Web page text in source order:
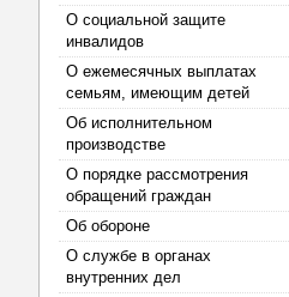
О социальной защите
инвалидов
О ежемесячных выплатах
семьям, имеющим детей
Об исполнительном
производстве
О порядке рассмотрения
обращений граждан
Об обороне
О службе в органах
внутренних дел